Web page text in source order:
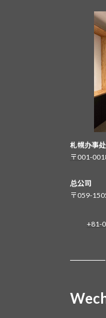
札幌办事处
〒001-
总公司
〒059-
+81-